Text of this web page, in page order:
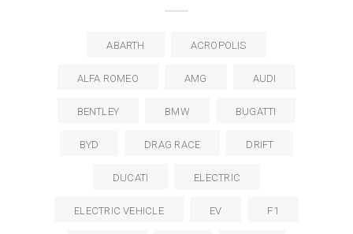
ABARTH ACROPOLIS
ALFA ROMEO AMG AUDI
BENTLEY BMW BUGATTI
BYD DRAG RACE DRIFT
DUCATI ELECTRIC
ELECTRIC VEHICLE EV F1